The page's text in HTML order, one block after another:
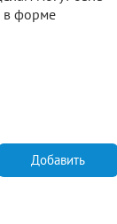
в форме
Добавить